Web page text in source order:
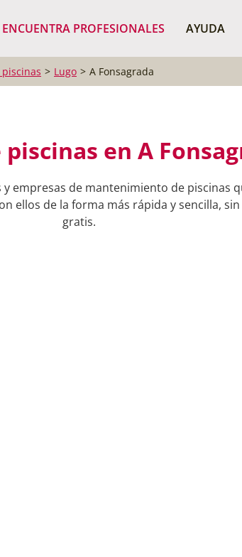
ENCUENTRA PROFESIONALES AYUDA
BUSCAR
Lugo A Fonsagrada
en A
empresas de mantenimiento de piscinas
ellos de la forma más rápida y sencilla,
gratis.